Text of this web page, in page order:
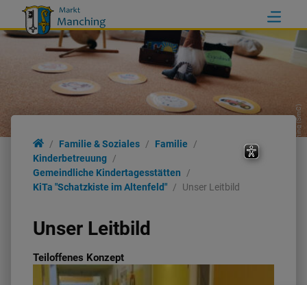
Markt Manching (SmC)
Familie & Soziales
Familie
Kinderbetreuung
Gemeindliche Kindertagesstätten
KiTa "Schatzkiste im Altenfeld"
Unser Leitbild
Unser Leitbild
Teiloffenes Konzept